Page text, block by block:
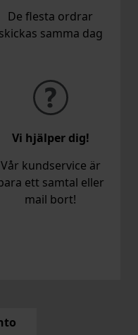
De flesta ordrar
skickas samma dag
Vi hjälper dig!
Vår kundservice är
ett samtal eller
mail bort!